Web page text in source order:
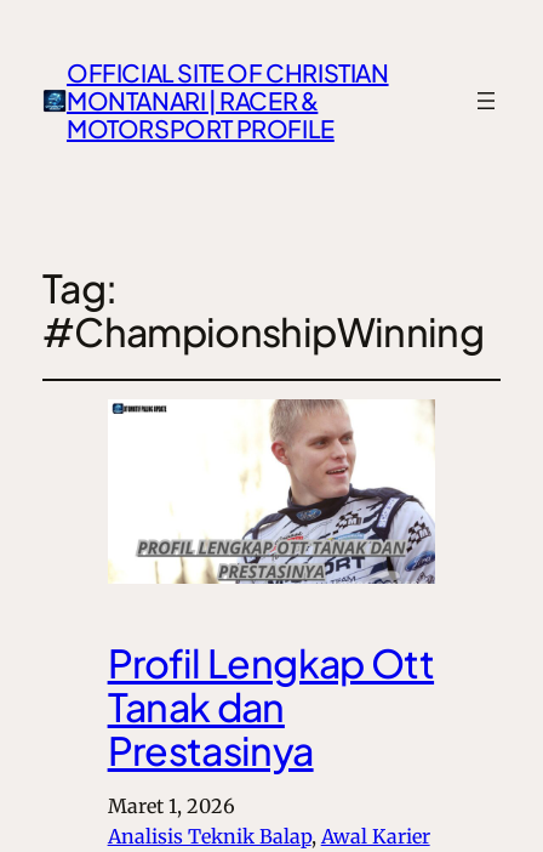
OFFICIAL SITE OF CHRISTIAN
MONTANARI | RACER &
MOTORSPORT PROFILE
Tag:
#ChampionshipWinning
Profil Lengkap Ott
Tanak dan
Prestasinya
Maret 1, 2026
Analisis Teknik Balap, Awal Karier